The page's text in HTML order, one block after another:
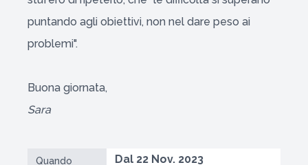
puntando agli obiettivi, non nel dare peso ai
problemi".
Buona giornata,
Sara
Quando
Dal 22 Nov. 2023